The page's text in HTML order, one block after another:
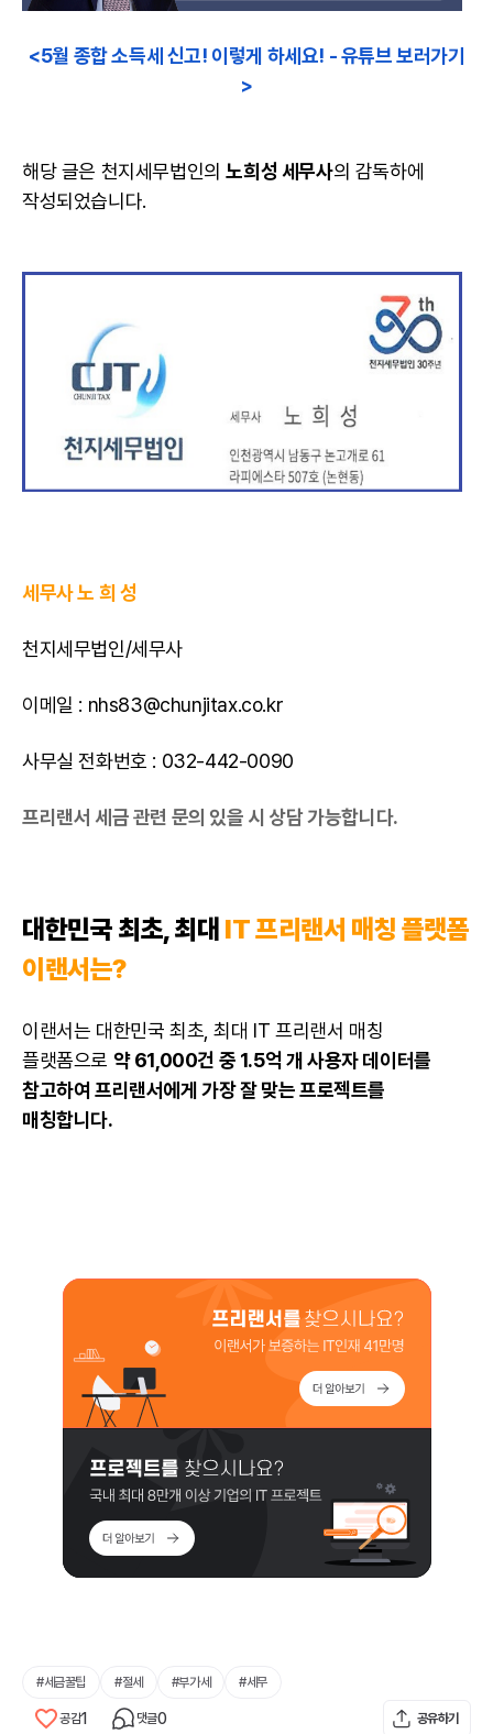
<5월 종합 소득세 신고! 이렇게 하세요! - 유튜브 보러가기
>
해당 글은 천지세무법인의노희성 세무사의 감독하에
작성되었습니다.
세무사 노 희 성
천지세무법인/세무사
이메일 : nhs83@chunjitax.co.kr
사무실 전화번호 : 032-442-0090
프리랜서 세금 관련 문의 있을 시 상담 가능합니다.
대한민국 최초, 최대 IT 프리랜서 매칭 플랫폼
이랜서는?
이랜서는 대한민국 최초, 최대 IT 프리랜서 매칭
플랫폼으로 약 61,000건 중 1.5억 개 사용자 데이터를
참고하여 프리랜서에게 가장 잘 맞는 프로젝트를
매칭합니다.
#세금꿀팁 #절세 #부가세 #세무
공감1 댓글0 공유하기